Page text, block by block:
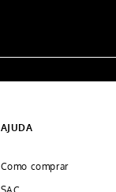
AJUDA
Como comprar